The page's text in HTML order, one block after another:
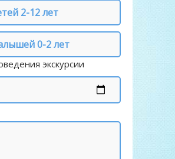
экскурсии